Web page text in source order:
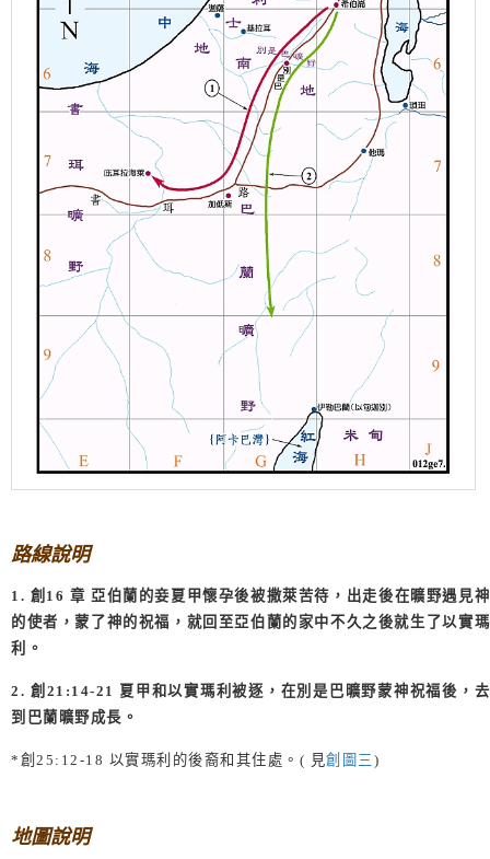
路線說明
1. 創 16 章 亞伯蘭的妾夏甲懷孕後被撒萊苦待，出走後在曠野遇見神
的使者，蒙了神的祝福，就回至亞伯蘭的家中不久之後就生了以實瑪
利。
2. 創 21:14-21 夏甲和以實瑪利被逐，在別是巴曠野蒙神祝福後，去
到巴蘭曠野成長。
* 創 25:12-18 以實瑪利的後裔和其住處。 ( 見創圖三 )
地圖說明